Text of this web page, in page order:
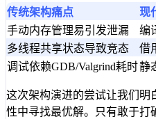
传统架构痛点 现
手动内存管理易引发泄漏
编
多线程共享状态导致竞态
借
调试依赖GDB/Valgrind耗时静
这次架构演进的尝试让我们明
性中寻找最优解。只有敢于打